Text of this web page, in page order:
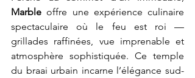
Marble offre une expérience culinaire
spectaculaire où le feu est roi —
grillades raffinées, vue imprenable et
atmosphère sophistiquée. Ce temple
du braai urbain incarne l’élégance sud-